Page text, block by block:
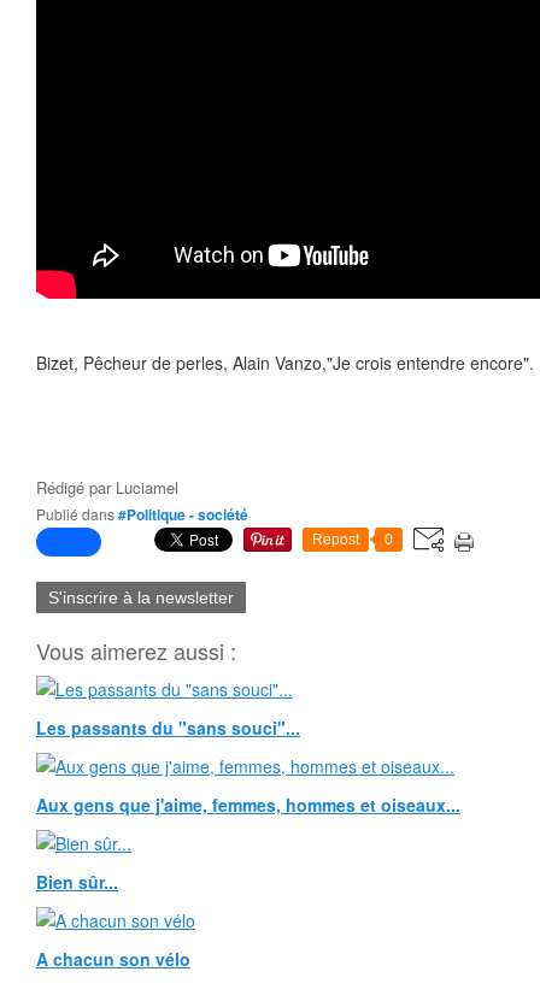
Bizet, Pêcheur de perles, Alain Vanzo,"Je crois entendre encore".
Rédigé par Luciamel
Publié dans#Politique - société
Repost 0
S'inscrire à la newsletter
Vous aimerez aussi :
Les passants du "sans souci"...
Aux gens que j'aime, femmes, hommes et oiseaux...
Bien sûr...
A chacun son vélo